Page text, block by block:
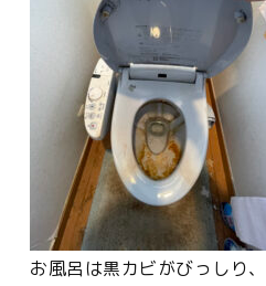
お風呂は黒カビがびっしり